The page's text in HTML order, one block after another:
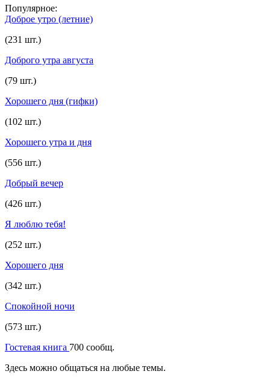
Популярное:
Доброе утро (летние)
(231 шт.)
Доброго утра августа
(79 шт.)
Хорошего дня (гифки)
(102 шт.)
Хорошего утра и дня
(556 шт.)
Добрый вечер
(426 шт.)
Я люблю тебя!
(252 шт.)
Хорошего дня
(342 шт.)
Спокойной ночи
(573 шт.)
Гостевая книга 700 сообщ.
Здесь можно общаться на любые темы.